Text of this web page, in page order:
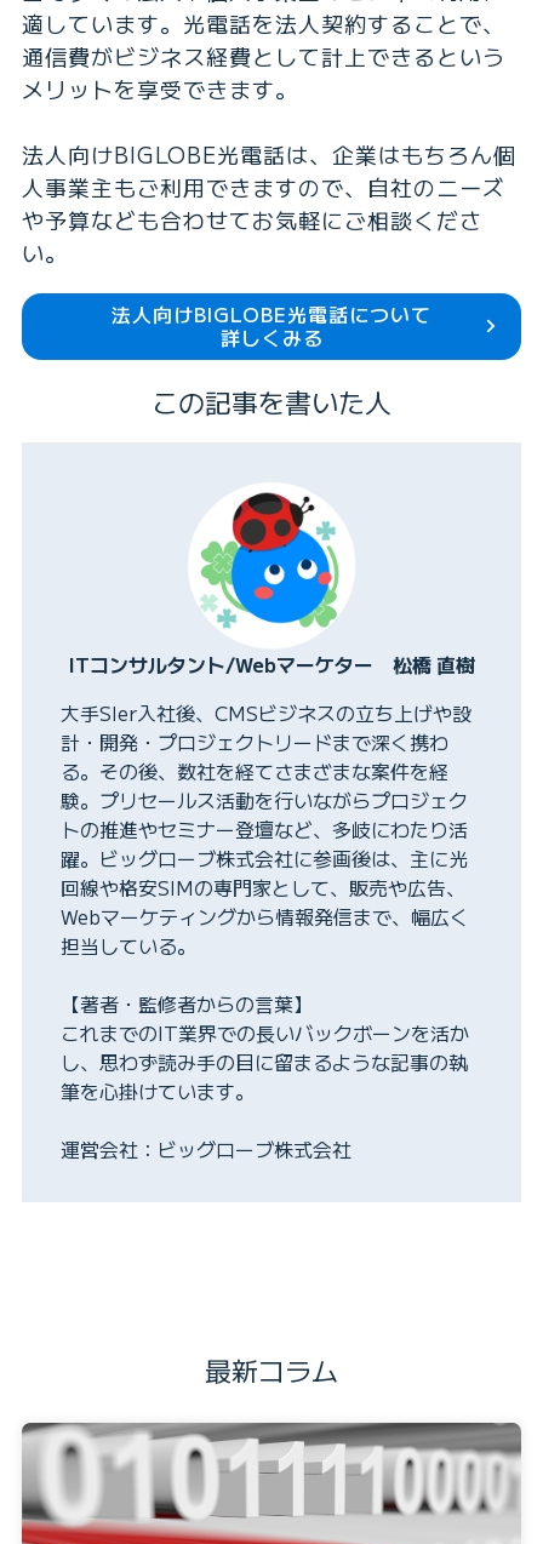
適しています。光電話を法人契約することで、
通信費がビジネス経費として計上できるという
メリットを享受できます。
法人向けBIGLOBE光電話は、企業はもちろん個
人事業主もご利用できますので、自社のニーズ
や予算なども合わせてお気軽にご相談くださ
い。
法人向けBIGLOBE光電話について
詳しくみる
この記事を書いた人
ITコンサルタント/Webマーケター 松橋 直樹
大手SIer入社後、CMSビジネスの立ち上げや設
計・開発・プロジェクトリードまで深く携わ
る。その後、数社を経てさまざまな案件を経
験。プリセールス活動を行いながらプロジェク
トの推進やセミナー登壇など、多岐にわたり活
躍。ビッグローブ株式会社に参画後は、主に光
回線や格安SIMの専門家として、販売や広告、
Webマーケティングから情報発信まで、幅広く
担当している。
【著者・監修者からの言葉】
これまでのIT業界での長いバックボーンを活か
し、思わず読み手の目に留まるような記事の執
筆を心掛けています。
運営会社：ビッグローブ株式会社
最新コラム